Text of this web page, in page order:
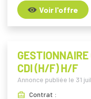
Voir l'offre
CDI (H/F) H/F
Annonce publiée le 31
Contrat :